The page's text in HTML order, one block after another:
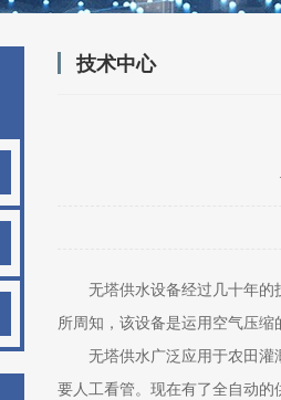
技术中心
无塔供水设备经过几十年的
所周知，该设备是运用空气压
无塔供水广泛应用于农田灌
要人工看管。现在有了全自动